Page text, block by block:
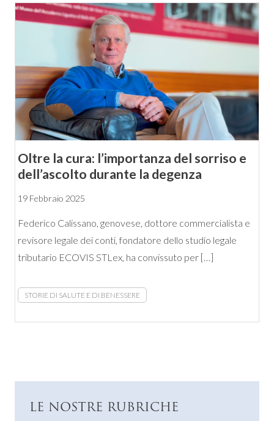
Oltre la cura: l’importanza del sorriso e
dell’ascolto durante la degenza
19 Febbraio 2025
Federico Calissano, genovese, dottore commercialista e
revisore legale dei conti, fondatore dello studio legale
tributario ECOVIS STLex, ha convissuto per […]
STORIE DI SALUTE E DI BENESSERE
LE NOSTRE RUBRICHE